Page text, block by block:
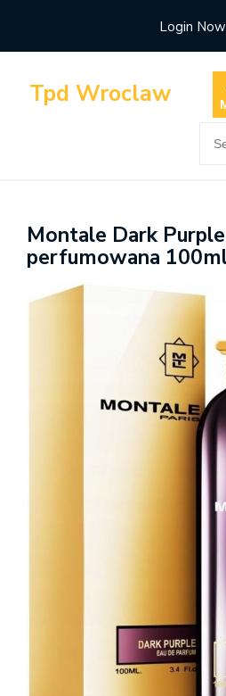
content
Login Now
Tpd Wroclaw
for:
Montale Dark
perfumowana